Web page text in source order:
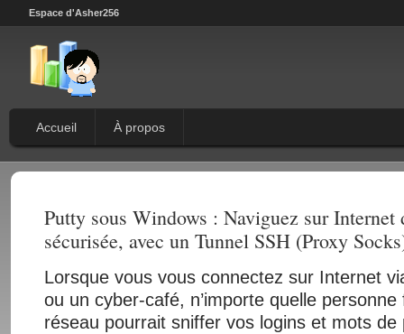
Espace d'Asher256
Accueil À propos
Putty sous Windows : Naviguez sur Internet
sécurisée, avec un Tunnel SSH (Proxy
Lorsque vous vous connectez sur Internet
ou un cyber-café, n’importe quelle
réseau pourrait sniffer vos logins et mots de